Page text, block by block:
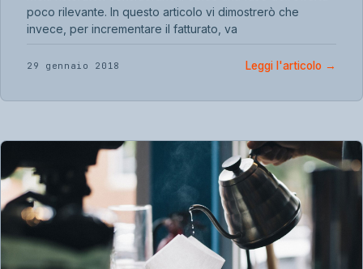
poco rilevante. In questo articolo vi dimostrerò che
invece, per incrementare il fatturato, va
29 gennaio 2018 Leggi l'articolo →